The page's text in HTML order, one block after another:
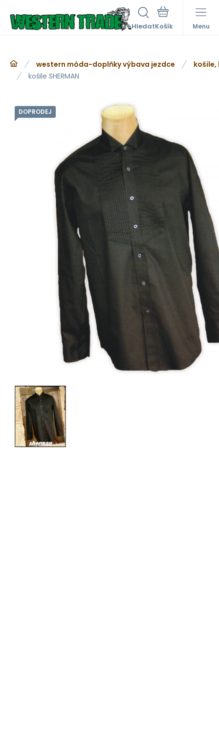
Hledat Menu
western móda-doplňky výbava jezdce
košile,
košile SHERMAN
DOPRODEJ